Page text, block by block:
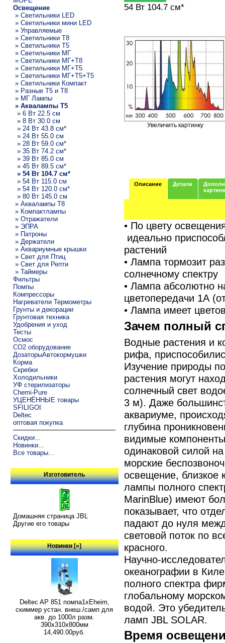
Освещение
» Светильники LED
» Светильники мини LED
» Управляемые
» Светильники T8
» Светильники T5
» Светильники МГ
» Светильники МГ+T8
» Светильники МГ+T5
» Светильники МГ+T5+T5
» Светильники Компакт
» Разные T5 и T8
» МГ Лампы
» Аквалампы T5
» 6 Вт 22.5 см
» 8 Вт 30.0 см
» 24 Вт 43.8 см*
» 24 Вт 55.0 см
» 28 Вт 59.0 см*
» 35 Вт 74.2 см*
» 39 Вт 85.0 см
» 45 Вт 89.5 см*
» 54 Вт 104.7 см*
» 54 Вт 115.0 см
» 54 Вт 120.0 см*
» 80 Вт 145.0 см
» Аквалампы T8
» Компактлампы
» Отражатели
» ЭПРА
» Патроны
» Держатели
» Аквариумные крышки
» Свет для Птиц
» Свет для Репти
» Таймеры
Фильтры
Помпы
Компрессоры
Нагреватели Термометры
Грунты и декорации
Грунтовая техника
Удобрения и уход
Тесты
Осмос
CO2 оборудование
ДозаторыАвтокормушки
Корма
Скребки
Холодильники
УФ стерилизаторы
Chemi-Pure
УЦЕНЁННЫЕ товары
SFILIGOI
Deltec
оптовая покупка
Скидки...
Новинки...
Все товары...
Изготовитель
Домашняя страница JBL
Другие его товары
Новинки [»]
Deltec AP 851 помпа1xEheim,
скиммер устан. внеш./самп для
акв. до 1000л разм.
390х310х800мм
14,490.00руб.
54 Вт 104.7 см*
Увеличить картинку
Описание Детали
• По цвету
идеально
растений
• Лампа тормозит
солнечному спектру
• Лампа абсолютно
цветопередачи 1А
• Лампа имеет
Зачем полный
Водные растения и
рифа,
Изучение природы
растения могут
солнечный свет
3 м). Даже
аквариуме,
глубина
видимые
одинаковой силой
морские
освещение, близкое
лампы полного
MarinBlue) имеют
показывает, что
падают до нуля
световой поток по
красного.
Научно-
океанографии в
полного спектра
глобальному
водой. Это
ламп JBL SOLAR.
Время